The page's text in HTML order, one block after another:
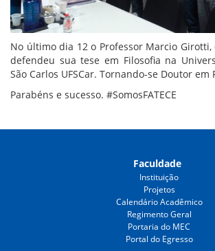
No último dia 12 o Professor Marcio Girotti,
defendeu sua tese em Filosofia na
São Carlos UFSCar. Tornando-se Doutor em
Parabéns e sucesso. #SomosFATECE
Faculdade
Instituição
Projetos
Calendário Acadêmico
Regimento Geral
Portaria do MEC
Portal do Egresso